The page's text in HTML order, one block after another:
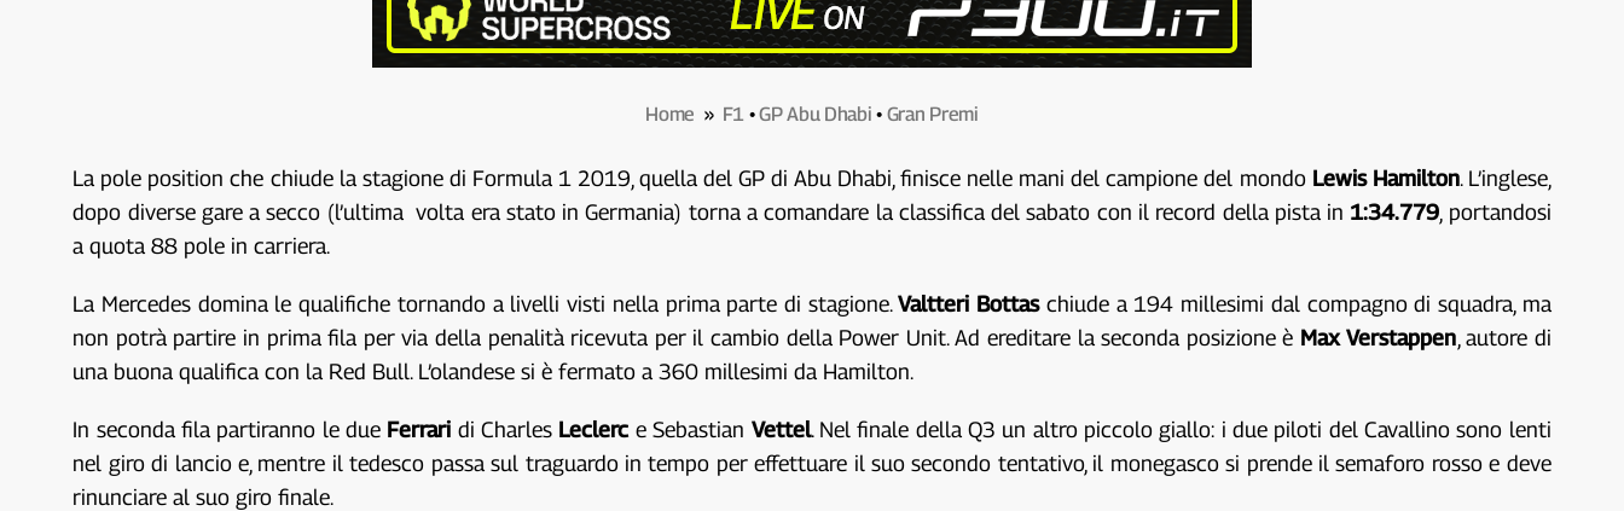
Home » F1 •GP Abu Dhabi • Gran Premi
La pole position che chiude la stagione di Formula 1 2019, quella del GP di Abu Dhabi, finisce nelle mani del campione del mondo Lewis Hamilton. L’inglese,
dopo diverse gare a secco (l’ultima volta era stato in Germania) torna a comandare la classifica del sabato con il record della pista in 1:34.779 , portandosi
a quota 88 pole in carriera.
La Mercedes domina le qualifiche tornando a livelli visti nella prima parte di stagione.Valtteri Bottaschiude a 194 millesimi dal compagno di squadra, ma
non potrà partire in prima fila per via della penalità ricevuta per il cambio della Power Unit. Ad ereditare la seconda posizione è Max Verstappen , autore di
una buona qualifica con la Red Bull. L’olandese si è fermato a 360 millesimi da Hamilton.
In seconda fila partiranno le due Ferrari di Charles Leclerc e Sebastian Vettel. Nel finale della Q3 un altro piccolo giallo: i due piloti del Cavallino sono lenti
nel giro di lancio e, mentre il tedesco passa sul traguardo in tempo per effettuare il suo secondo tentativo, il monegasco si prende il semaforo rosso e deve
rinunciare al suo giro finale.